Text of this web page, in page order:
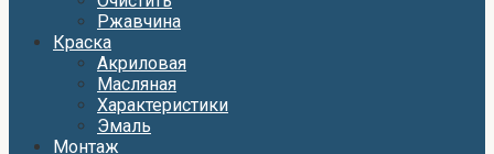
Ржавчина
Краска
Акриловая
Масляная
Характеристики
Эмаль
Монтаж